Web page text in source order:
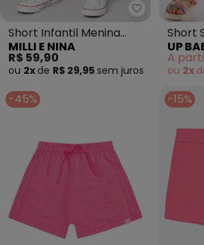
Milli e Nina
Short Infantil Menina
(Rosa)
MILLI E NINA
R$ 59,90
ou 2x de R$ 29,95 sem juros
Short
Cinto
UP
A
ou 2x
-45% -15%